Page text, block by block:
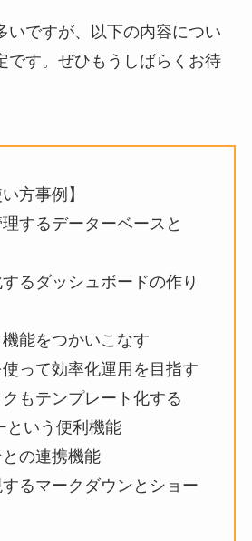
いですが、以下の内容につい
です。ぜひもうしばらくお待
方事例】
するデーターベースと
るダッシュボードの作り
機能をつかいこなす
って効率化運用を目指す
もテンプレート化する
という便利機能
の連携機能
るマークダウンとショー